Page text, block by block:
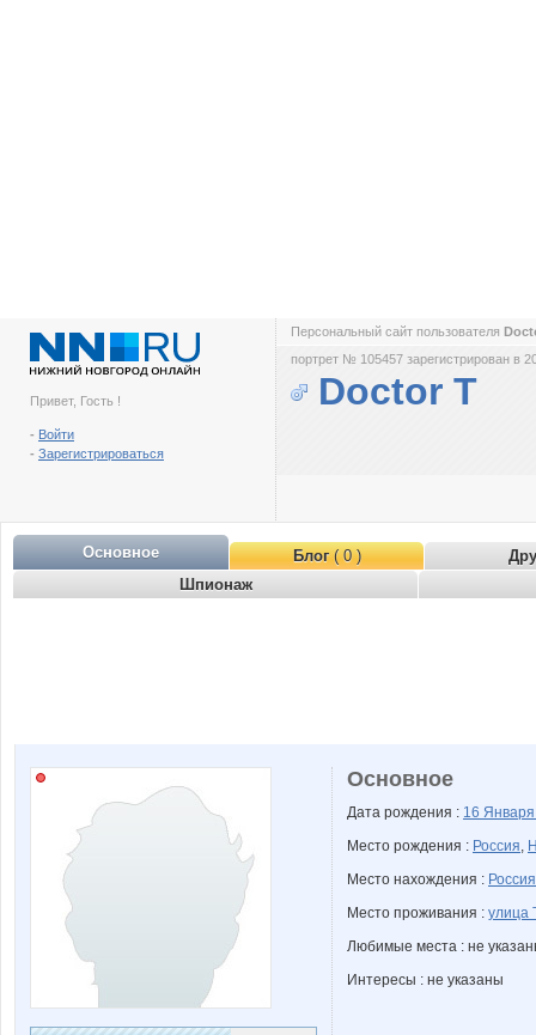
Привет, Гость !
- Войти
- Зарегистрироваться
Персональный сайт пользователя
портрет № 105457 зарегистрирован в
Doctor T
Основное Блог( 0 )
Шпионаж
Основное
Дата рождения : 16
Место рождения : Россия,
Место нахождения : Россия
Место проживания : улица
Любимые места : не
Интересы : не указаны